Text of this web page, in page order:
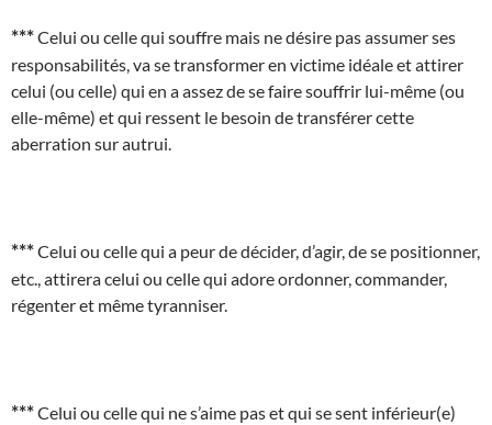
***Celui ou celle qui souffre mais ne désire pas assumer ses
responsabilités, va se transformer en victime idéale et attirer
celui (ou celle) qui en a assez de se faire souffrir lui-même (ou
elle-même) et qui ressent le besoin de transférer cette
aberration sur autrui.
***Celui ou celle qui a peur de décider, d’agir, de se positionner,
etc., attirera celui ou celle qui adore ordonner, commander,
régenter et même tyranniser.
***Celui ou celle qui ne s’aime pas et qui se sent inférieur(e)